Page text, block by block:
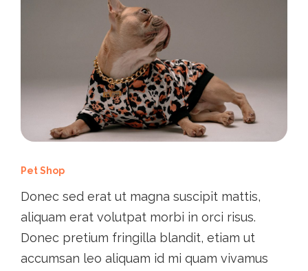
Pet Shop
Donec sed erat ut magna suscipit mattis,
aliquam erat volutpat morbi in orci risus.
Donec pretium fringilla blandit, etiam ut
accumsan leo aliquam id mi quam vivamus